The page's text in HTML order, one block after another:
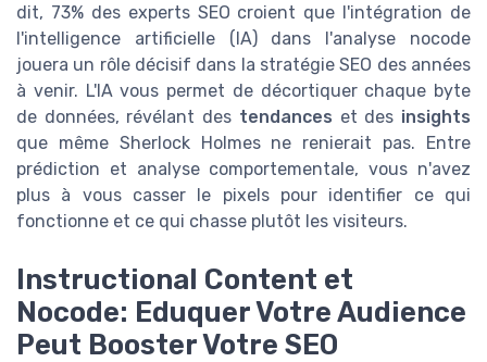
dit, 73% des experts SEO croient que l'intégration de
l'intelligence artificielle (IA) dans l'analyse nocode
jouera un rôle décisif dans la stratégie SEO des années
à venir. L'IA vous permet de décortiquer chaque byte
de données, révélant des tendances et des insights
que même Sherlock Holmes ne renierait pas. Entre
prédiction et analyse comportementale, vous n'avez
plus à vous casser le pixels pour identifier ce qui
fonctionne et ce qui chasse plutôt les visiteurs.
Instructional Content et
Nocode: Eduquer Votre Audience
Peut Booster Votre SEO